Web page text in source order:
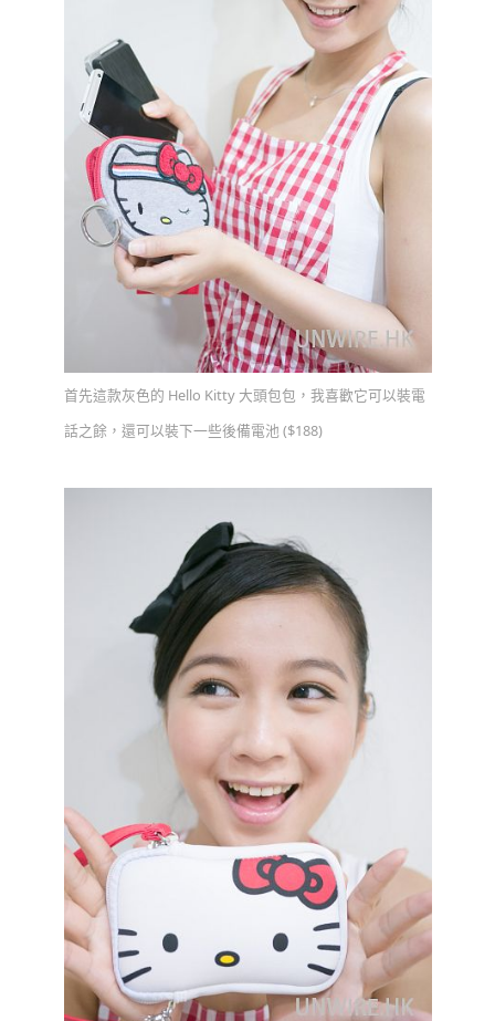
首先這款灰色的 Hello Kitty 大頭包包，我喜歡它可以裝電
話之餘，還可以裝下一些後備電池 ($188)